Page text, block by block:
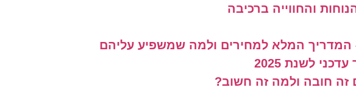
והחווייה ברכיבה
המדריך המלא למחירים ולמה שמשפיע עליהם
לשנת 2025
זה חובה ולמה זה חשוב?